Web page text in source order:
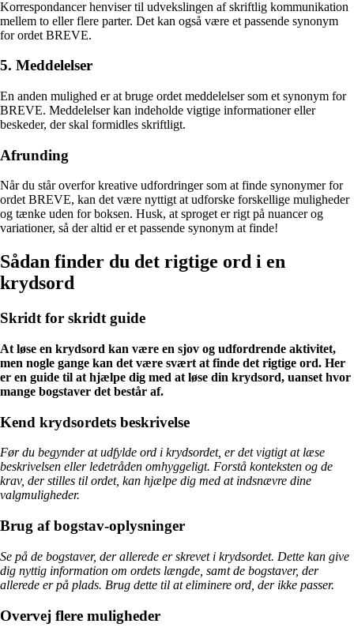
Korrespondancer henviser til udvekslingen af skriftlig kommunikation
mellem to eller flere parter. Det kan også være et passende synonym
for ordet BREVE.
5. Meddelelser
En anden mulighed er at bruge ordet meddelelser som et synonym for
BREVE. Meddelelser kan indeholde vigtige informationer eller
beskeder, der skal formidles skriftligt.
Afrunding
Når du står overfor kreative udfordringer som at finde synonymer for
ordet BREVE, kan det være nyttigt at udforske forskellige muligheder
og tænke uden for boksen. Husk, at sproget er rigt på nuancer og
variationer, så der altid er et passende synonym at finde!
Sådan finder du det rigtige ord i en
krydsord
Skridt for skridt guide
At løse en krydsord kan være en sjov og udfordrende aktivitet,
men nogle gange kan det være svært at finde det rigtige ord. Her
er en guide til at hjælpe dig med at løse din krydsord, uanset hvor
mange bogstaver det består af.
Kend krydsordets beskrivelse
Før du begynder at udfylde ord i krydsordet, er det vigtigt at læse
beskrivelsen eller ledetråden omhyggeligt. Forstå konteksten og de
krav, der stilles til ordet, kan hjælpe dig med at indsnævre dine
valgmuligheder.
Brug af bogstav-oplysninger
Se på de bogstaver, der allerede er skrevet i krydsordet. Dette kan give
dig nyttig information om ordets længde, samt de bogstaver, der
allerede er på plads. Brug dette til at eliminere ord, der ikke passer.
Overvej flere muligheder